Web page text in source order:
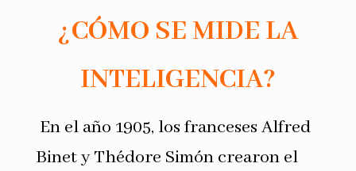
¿CÓMO SE MIDE LA
INTELIGENCIA?
En el año 1905, los franceses Alfred
Binet y Thédore Simón crearon el